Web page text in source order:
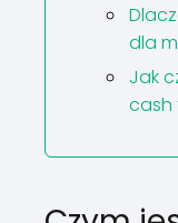
dla
Jak
cash